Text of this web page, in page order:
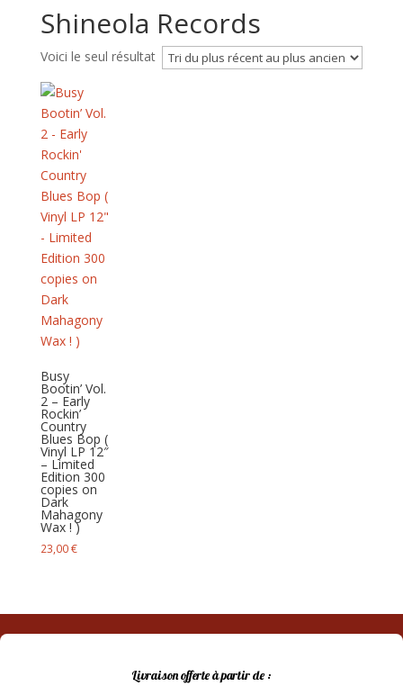
Shineola Records
Voici le seul résultat
Busy
Bootin’ Vol.
2 – Early
Rockin’
Country
Blues Bop (
Vinyl LP 12″
– Limited
Edition 300
copies on
Dark
Mahagony
Wax ! )
23,00€
Livraison offerte à partir de :